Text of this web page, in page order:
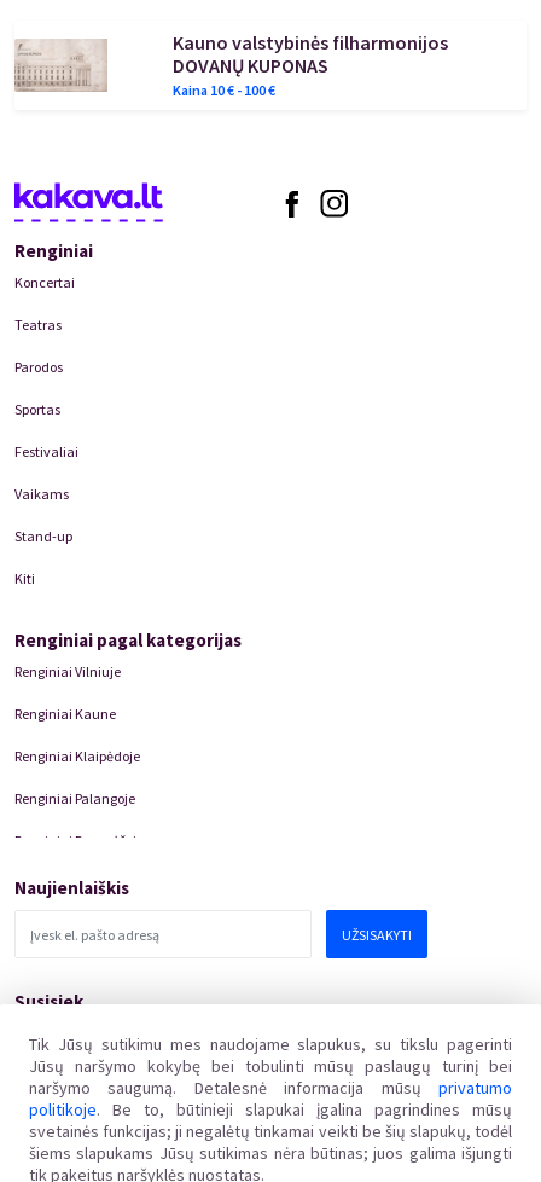
Kauno valstybinės filharmonijos
DOVANŲ KUPONAS
Kaina 10€ - 100€
Tik Jūsų sutikimu mes naudojame slapukus, su tikslu pagerinti
Jūsų naršymo kokybę bei tobulinti mūsų paslaugų turinį bei
naršymo saugumą. Detalesnė informacija mūsų privatumo
politikoje. Be to, būtinieji slapukai įgalina pagrindines mūsų
svetainės funkcijas; ji negalėtų tinkamai veikti be šių slapukų, todėl
šiems slapukams Jūsų sutikimas nėra būtinas; juos galima išjungti
tik pakeitus naršyklės nuostatas.
Renginiai
Koncertai
Teatras
Parodos
Sportas
Festivaliai
Vaikams
Stand-up
Kiti
Renginiai pagal kategorijas
Renginiai Vilniuje
Renginiai Kaune
Renginiai Klaipėdoje
Renginiai Palangoje
Renginiai Panevėžyje
Domino Teatro Spektakliai
Naujienlaiškis
UŽSISAKYTI
Susisiek
Adresas:Žalgirio g.135, LT-08217 Vilnius
Įmonės kodas:304769369
PVM mokėtojo kodas :LT100011648218